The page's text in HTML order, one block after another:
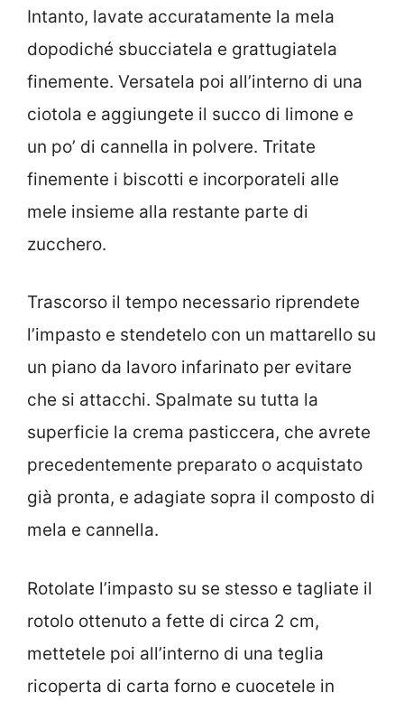
Intanto, lavate accuratamente la mela
dopodiché sbucciatela e grattugiatela
finemente. Versatela poi all’interno di una
ciotola e aggiungete il succo di limone e
un po’ di cannella in polvere. Tritate
finemente i biscotti e incorporateli alle
mele insieme alla restante parte di
zucchero.
Trascorso il tempo necessario riprendete
l’impasto e stendetelo con un mattarello su
un piano da lavoro infarinato per evitare
che si attacchi. Spalmate su tutta la
superficie la crema pasticcera, che avrete
precedentemente preparato o acquistato
già pronta, e adagiate sopra il composto di
mela e cannella.
Rotolate l’impasto su se stesso e tagliate il
rotolo ottenuto a fette di circa 2 cm,
mettetele poi all’interno di una teglia
ricoperta di carta forno e cuocetele in